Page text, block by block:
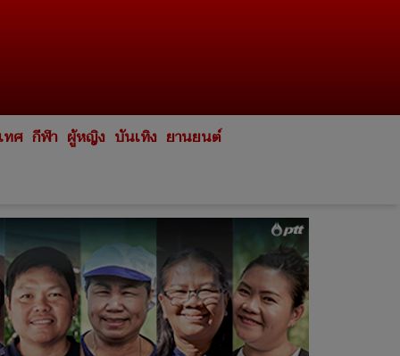
ทศ กีฬา ผู้หญิง บันเทิง ยานยนต์